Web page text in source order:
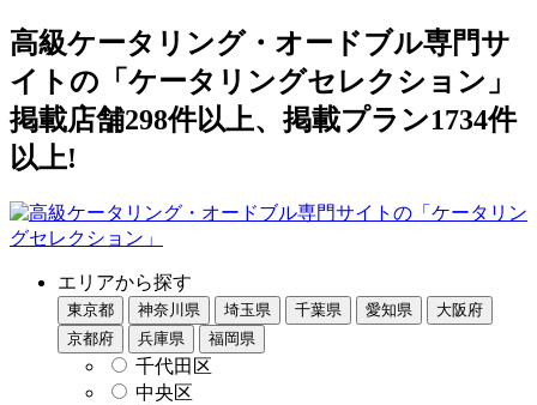
高級ケータリング・オードブル専門サ
イトの「ケータリングセレクション」
掲載店舗298件以上、掲載プラン1734件
以上!
エリアから探す
東京都 神奈川県 埼玉県 千葉県 愛知県
大阪府
京都府
兵庫県 福岡県
千代田区
中央区